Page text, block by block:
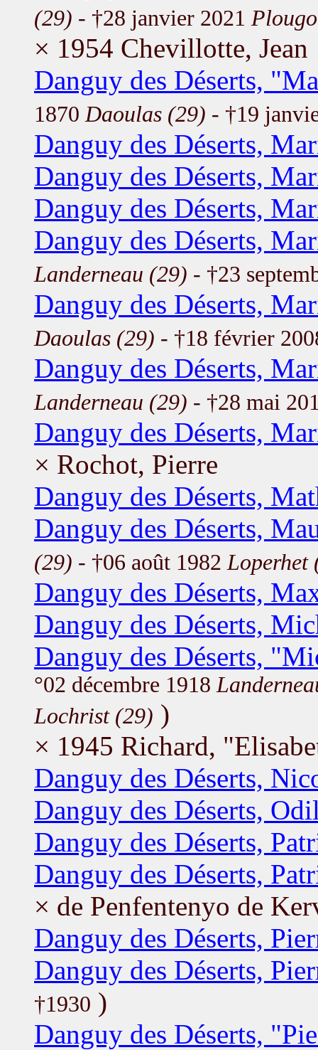
(29) - †28 janvier 2021
× 1954 Chevillotte, Jean
Danguy des Déserts,
1870 Daoulas (29) - †19
Danguy des Déserts,
Danguy des Déserts,
Danguy des Déserts,
Danguy des Déserts,
Landerneau (29) - †23
Danguy des Déserts,
Daoulas (29) - †18 février
Danguy des Déserts,
Landerneau (29) - †28 mai
Danguy des Déserts,
× Rochot, Pierre
Danguy des Déserts,
Danguy des Déserts,
(29) - †06 août 1982 Loperhet
Danguy des Déserts,
Danguy des Déserts,
Danguy des Déserts,
°02 décembre 1918
Lochrist (29) )
× 1945 Richard,
Danguy des Déserts,
Danguy des Déserts,
Danguy des Déserts,
Danguy des Déserts,
× de Penfentenyo de
Danguy des Déserts,
Danguy des Déserts,
†1930 )
Danguy des Déserts,